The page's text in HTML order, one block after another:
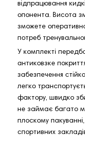
відпрацювання
опонента. Висота
зможете
потреб
У комплекті
антиковзке
забезпечення
легко
фактору, швидко
не займає багато
плоскому
спортивних